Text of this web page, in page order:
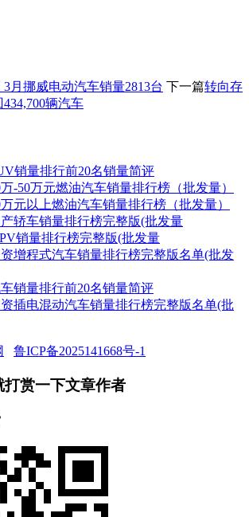
月挪威电动汽车销量2813台 下一篇转向存
辆汽车
销量排行前20名销量简评
-50万元燃油汽车销量排行榜（批发量）
元以上燃油汽车销量排行榜（批发量）
产轿车销量排行榜完整版(批发量
销量排行榜完整版(批发量
资增程式汽车销量排行榜完整版名单(批发
销量排行前20名销量简评
资插电混动汽车销量排行榜完整版名单(批
鲁ICP备2025141668号-1
打赏一下文章作者